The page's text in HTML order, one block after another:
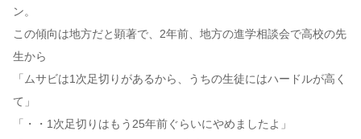
ン。
この傾向は地方だと顕著で、2年前、地方の進学相談会で高校の先
生から
「ムサビは1次足切りがあるから、うちの生徒にはハードルが高く
て」
「・・1次足切りはもう25年前ぐらいにやめましたよ」